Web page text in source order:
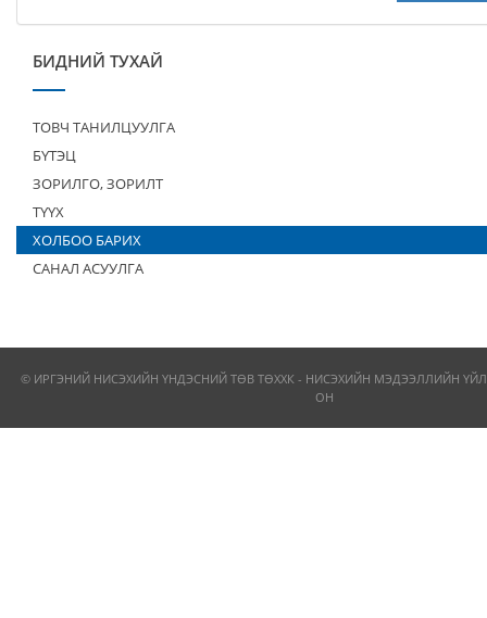
БИДНИЙ ТУХАЙ
ТОВЧ ТАНИЛЦУУЛГА
БҮТЭЦ
ЗОРИЛГО, ЗОРИЛТ
ТҮҮХ
ХОЛБОО БАРИХ
САНАЛ АСУУЛГА
© ИРГЭНИЙ НИСЭХИЙН ҮНДЭСНИЙ ТӨВ ТӨХХК - НИСЭХИЙН МЭДЭЭЛЛИЙН
ОН